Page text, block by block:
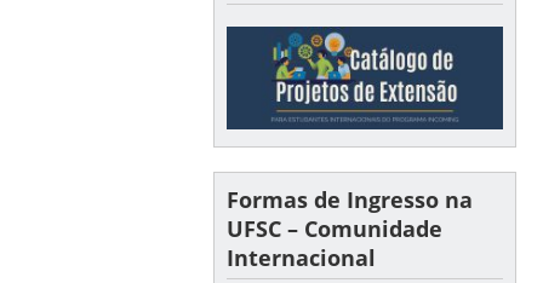
Formas de Ingresso na
UFSC – Comunidade
Internacional